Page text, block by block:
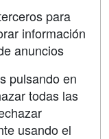
para
información
anuncios
pulsando en
todas las
usando el